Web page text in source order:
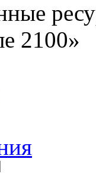
2100»